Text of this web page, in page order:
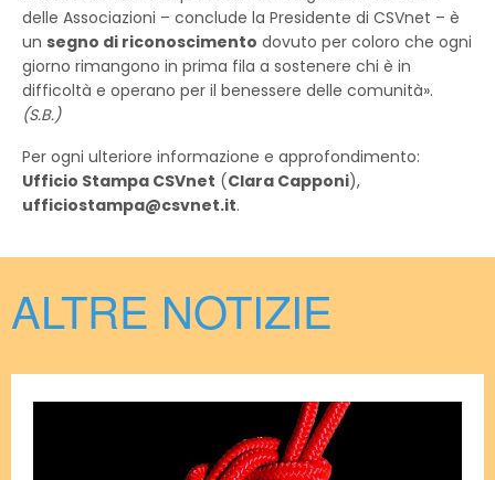
delle Associazioni – conclude la Presidente di CSVnet – è
un segno di riconoscimento dovuto per coloro che ogni
giorno rimangono in prima fila a sostenere chi è in
difficoltà e operano per il benessere delle comunità».
(S.B.)
Per ogni ulteriore informazione e approfondimento:
Ufficio Stampa CSVnet (Clara Capponi),
ufficiostampa@csvnet.it.
ALTRE NOTIZIE